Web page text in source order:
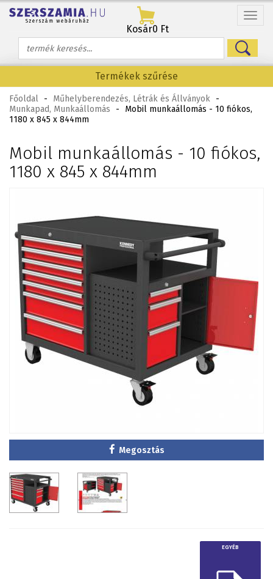
Menü
Kosár0 Ft
Termékek szűrése
Főoldal - Műhelyberendezés, Létrák és Állványok -
Munkapad, Munkaállomás
-
Mobil munkaállomás - 10 fiókos,
1180 x 845 x 844mm
Mobil munkaállomás - 10 fiókos,
1180 x 845 x 844mm
Megosztás
EGYÉB